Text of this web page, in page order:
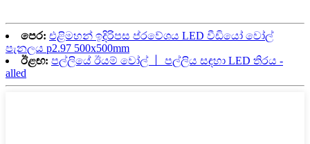
පෙර: එළිමහන් ඉදිරිපස ප්රවේශය LED ​​වීඩියෝ වෝල්
පැනලය p2.97 500x500mm
ඊළඟ: පල්ලියේ ඊයම් වෝල් 丨 පල්ලිය සඳහා LED තිරය -
alled